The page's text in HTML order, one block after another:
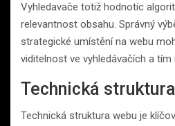
Vyhledavače totiž hodnotíc
relevantnost obsahu. Správný
strategické umístění na webu
viditelnost ve vyhledávačích a tím
Technická
Technická struktura webu je